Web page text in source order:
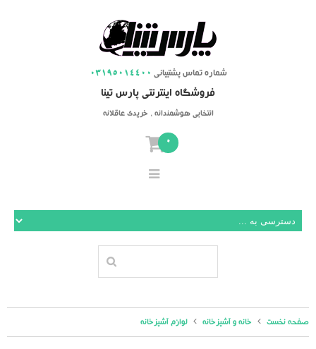
03195014400 شماره تماس پشتیبانی
فروشگاه اینترنتی پارس تینا
انتخابی هوشمندانه ، خریدی عاقلانه
0
صفحه نخست خانه و آشپزخانه لوازم آشپزخانه